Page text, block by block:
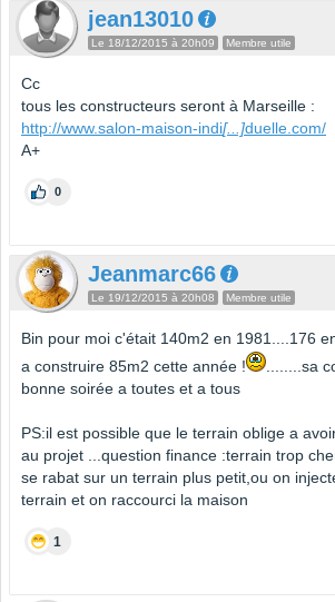
jean13010
Le 18/12/2015 à 20h09 Membre utile
Cc
tous les constructeurs seront à Marseille :
http://www.salon-maison-indi[...]duelle.com/
A+
0
Jeanmarc66
Le 19/12/2015 à 20h08 Membre utile
Bin pour moi c'était 140m2 en 1981....176
a construire 85m2 cette année !
........sa
bonne soirée a toutes et a tous
PS:il est possible que le terrain oblige a
au projet ...question finance :terrain trop
se rabat sur un terrain plus petit,ou on
terrain et on raccourci la maison
1